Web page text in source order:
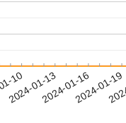
10
2024-01-132024-01-162024-01-19